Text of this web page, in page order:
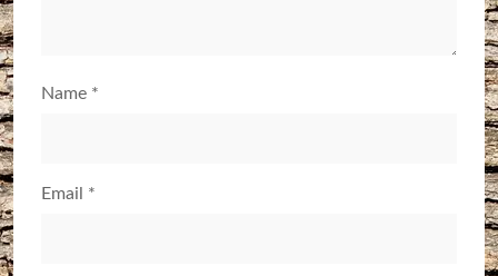
Name *
Email *